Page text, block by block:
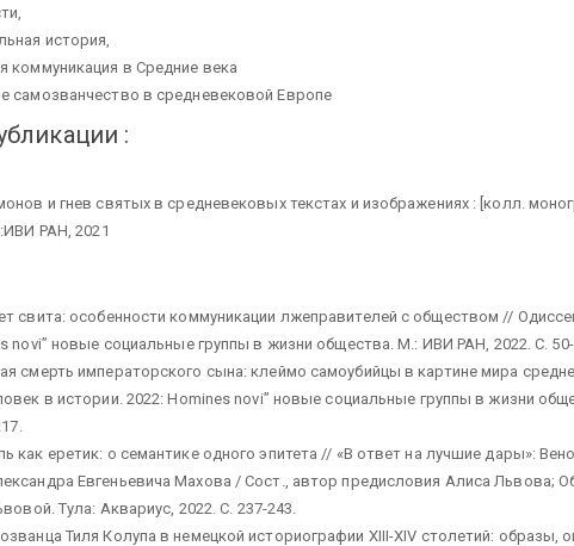
история,
коммуникация в Средние века
самозванчество в средневековой Европе
:
и гнев святых в средневековых текстах и изображениях : [колл.
РАН, 2021
свита: особенности коммуникации лжеправителей с обществом //
novi” новые социальные группы в жизни общества. М.: ИВИ РАН, 2022. С. 50-
смерть императорского сына: клеймо самоубийцы в картине мира
в истории. 2022: Homines novi” новые социальные группы в жизни
как еретик: о семантике одного эпитета // «В ответ на лучшие дары»:
Евгеньевича Махова / Сост., автор предисловия Алиса Львова;
Тула: Аквариус, 2022. С. 237-243.
Тиля Колупа в немецкой историографии XIII-XIV столетий: образы,